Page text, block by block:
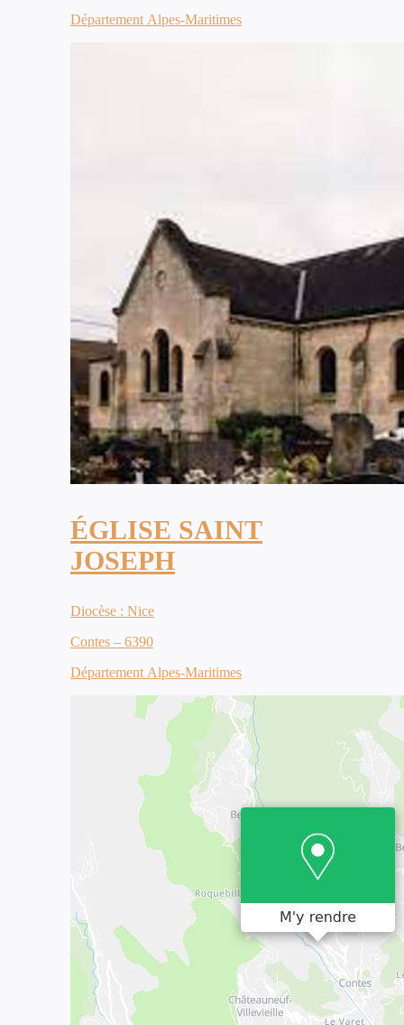
Département Alpes-Maritimes
ÉGLISE SAINT
JOSEPH
Diocèse : Nice
Contes – 6390
Département Alpes-Maritimes